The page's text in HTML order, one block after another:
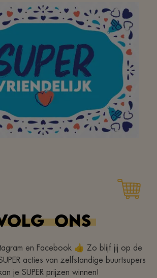
supermarché de
préféré pour
égayé ma visite
votre magasin
un large sourire !
Merci!
ONS
en Facebook 👍 Zo blijf jij op de
acties van zelfstandige buurtsupers
je SUPER prijzen winnen!